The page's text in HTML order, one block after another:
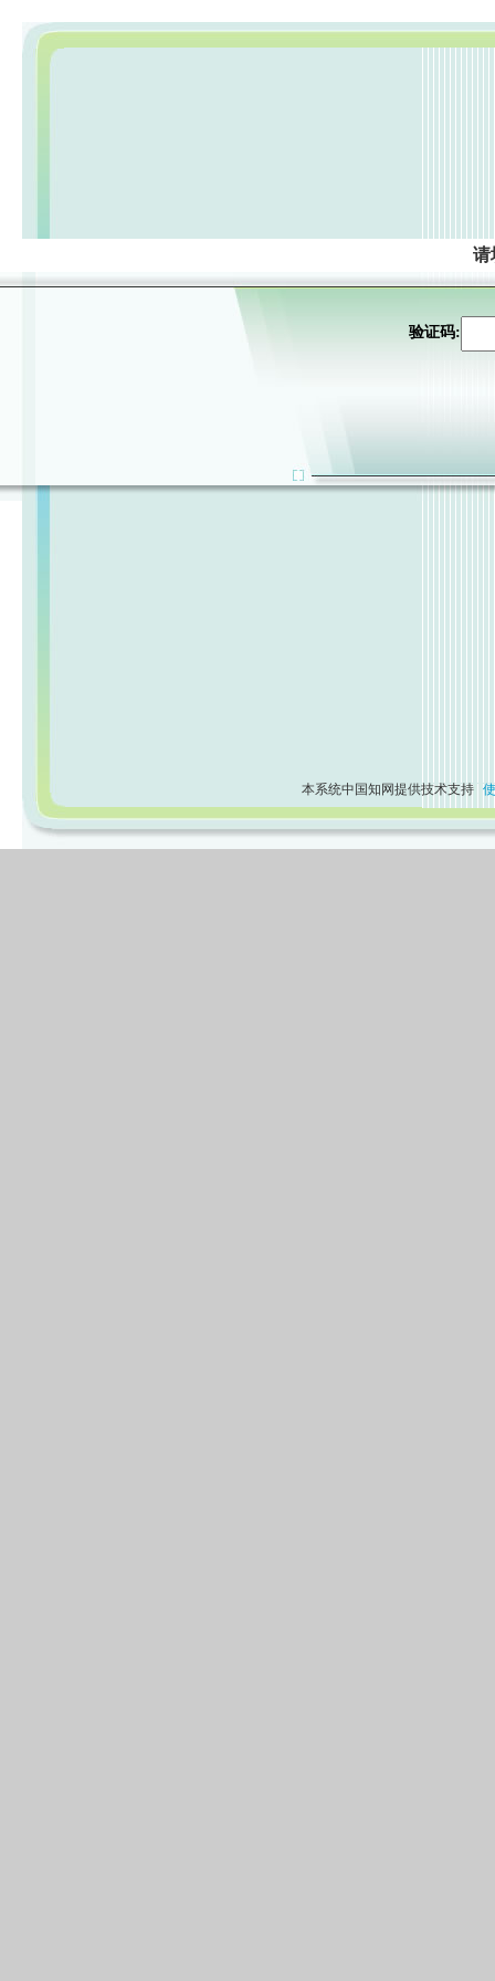
请
验证码:
本系统中国知网提供技术支持